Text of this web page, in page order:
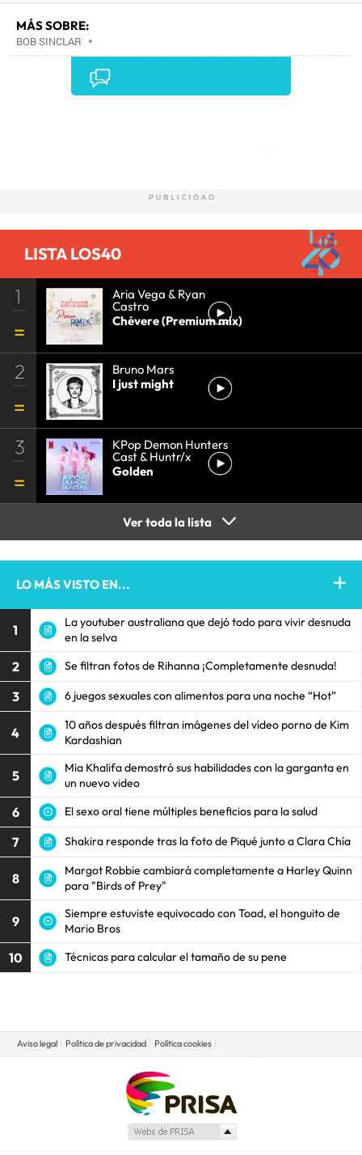
MÁS SOBRE:
BOB SINCLAR •
LISTA LOS40
1 Aria Vega & Ryan
Castro
Chévere (Premium mix)
2
Bruno Mars
I just might
3 KPop Demon Hunters
Cast & Huntr/x
Golden
Ver toda la lista
LO MÁS VISTO EN...
1
La youtuber australiana que dejó todo para vivir desnuda
en la selva
2 Se filtran fotos de Rihanna ¡Completamente desnuda!
3 6 juegos sexuales con alimentos para una noche “Hot”
4
10 años después filtran imágenes del vídeo porno de Kim
Kardashian
5
Mia Khalifa demostró sus habilidades con la garganta en
un nuevo video
6 El sexo oral tiene múltiples beneficios para la salud
7 Shakira responde tras la foto de Piqué junto a Clara Chía
8
Margot Robbie cambiará completamente a Harley Quinn
para "Birds of Prey"
9
Siempre estuviste equivocado con Toad, el honguito de
Mario Bros
10 Técnicas para calcular el tamaño de su pene
Aviso legal Política de privacidad Política cookies